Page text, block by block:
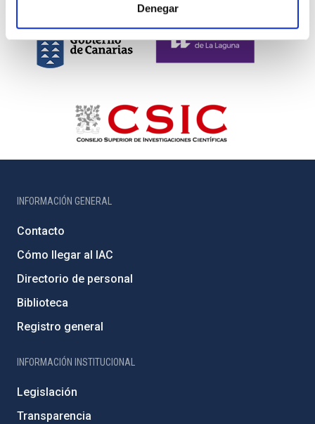
Denegar
INFORMACIÓN GENERAL
Contacto
Cómo llegar al IAC
Directorio de personal
Biblioteca
Registro general
INFORMACIÓN INSTITUCIONAL
Legislación
Transparencia